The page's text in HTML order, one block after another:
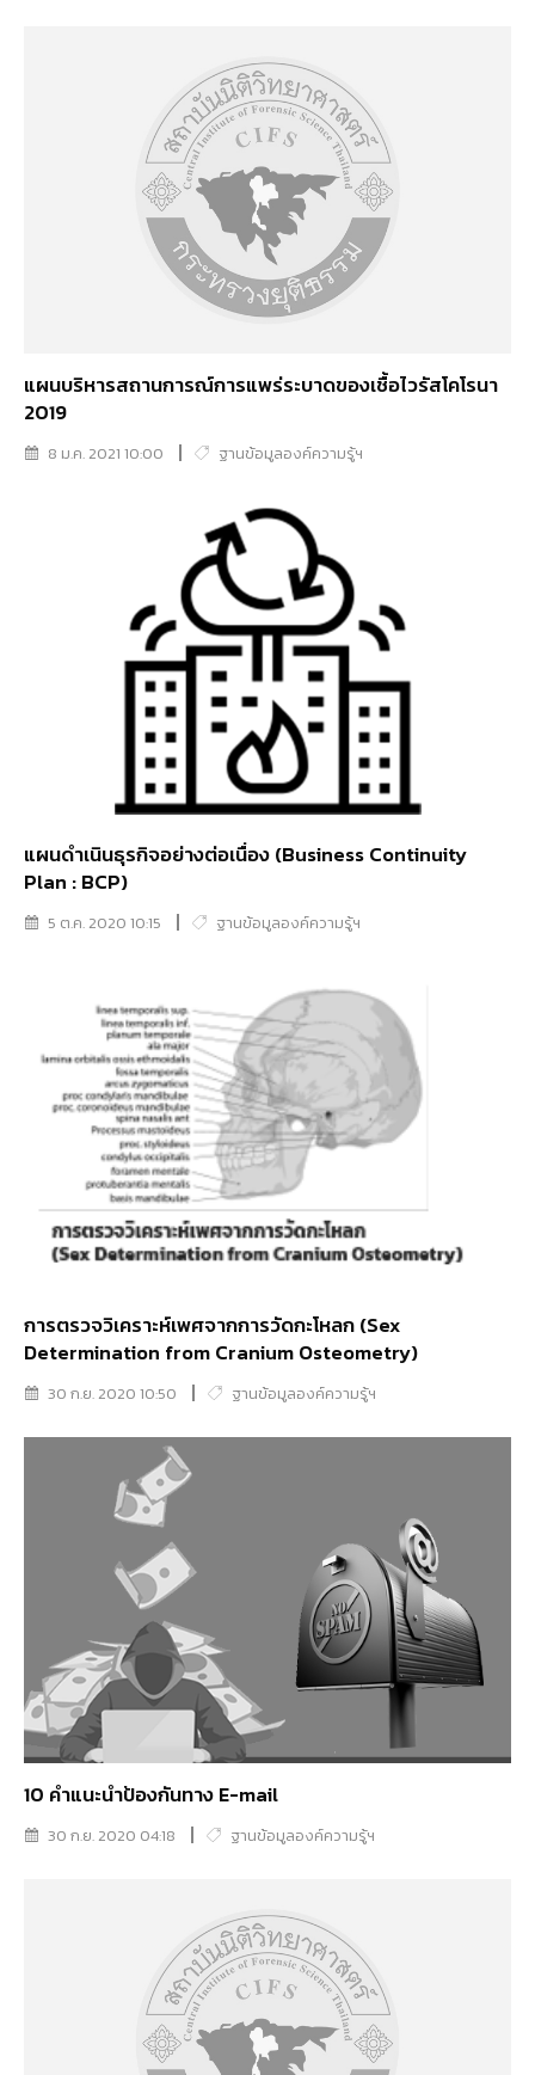
แผนบริหารสถานการณ์การแพร่ระบาดของเชื้อไวรัสโคโรนา
2019
8 ม.ค. 2021 10:00 ฐานข้อมูลองค์ความรู้ฯ
แผนดำเนินธุรกิจอย่างต่อเนื่อง (Business Continuity
Plan : BCP)
5 ต.ค. 2020 10:15 ฐานข้อมูลองค์ความรู้ฯ
การตรวจวิเคราะห์เพศจากการวัดกะโหลก (Sex
Determination from Cranium Osteometry)
30 ก.ย. 2020 10:50 ฐานข้อมูลองค์ความรู้ฯ
10 คำแนะนำป้องกันทาง E-mail
30 ก.ย. 2020 04:18 ฐานข้อมูลองค์ความรู้ฯ